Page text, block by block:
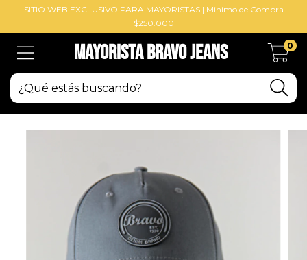
SITIO WEB EXCLUSIVO PARA MAYORISTAS | Minimo de Compra
$250.000
Mayorista BRAVO Jeans 0